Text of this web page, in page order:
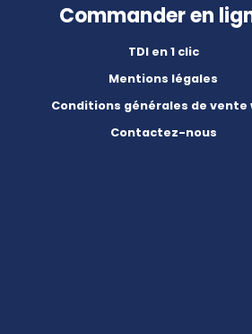
Commander en
TDI en 1 clic
Mentions légales
Conditions générales de vente
Contactez-nous